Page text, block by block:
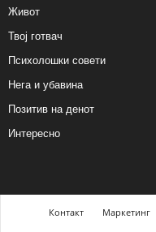
Живот
Твој готвач
Психолошки совети
Нега и убавина
Позитив на денот
Интересно
Контакт Маркетинг